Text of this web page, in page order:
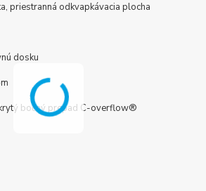
priestranná odkvapkávacia plocha
dosku
bočný prepad C-overflow®